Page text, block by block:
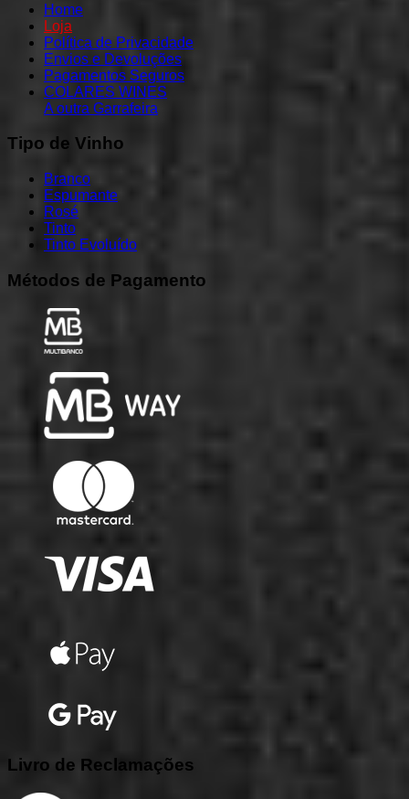
Home
Loja
Política de Privacidade
Envios e Devoluções
Pagamentos Seguros
COLARES WINES
A outra Garrafeira
Tipo de Vinho
Branco
Espumante
Rosé
Tinto
Tinto Evoluído
Métodos de Pagamento
Livro de Reclamações